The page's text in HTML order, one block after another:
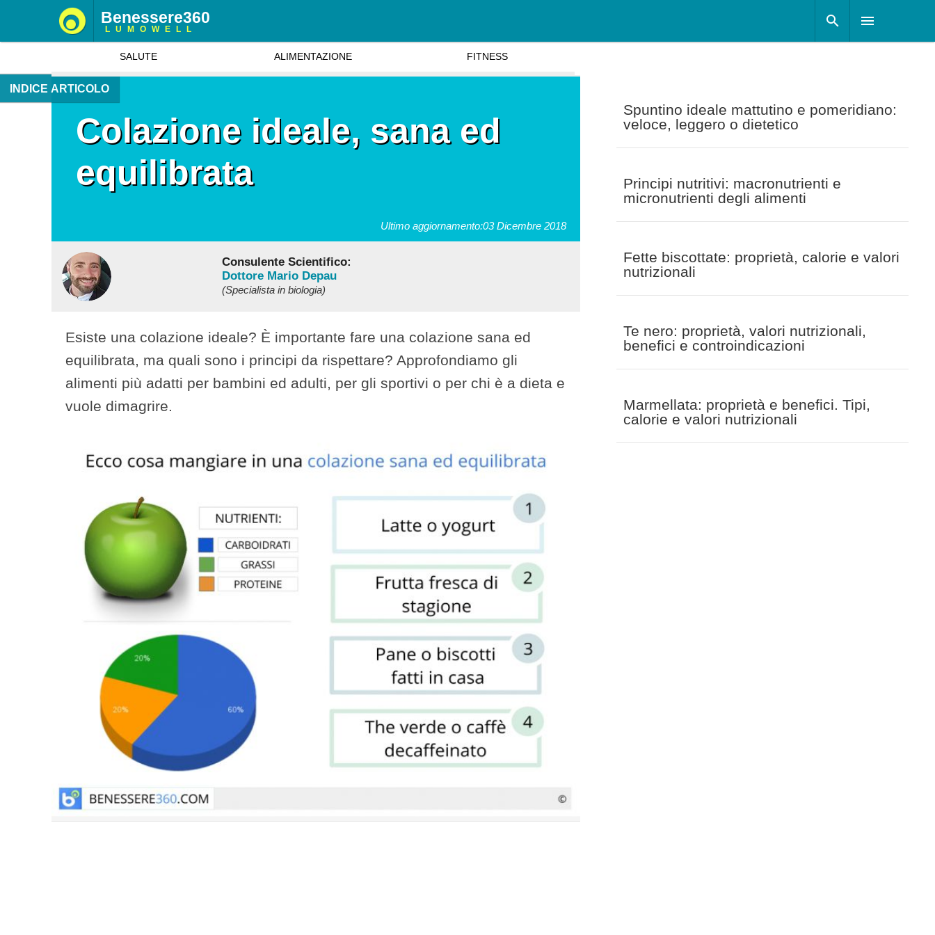
Colazione ideale, sana ed
equilibrata
Ultimo aggiornamento:03 Dicembre 2018
Consulente Scientifico:
Dottore Mario Depau
(Specialista in biologia)
Esiste una colazione ideale? È importante fare una colazione sana ed
equilibrata, ma quali sono i principi da rispettare? Approfondiamo gli
alimenti più adatti per bambini ed adulti, per gli sportivi o per chi è a dieta e
vuole dimagrire.
INDICE ARTICOLO
Spuntino ideale mattutino e pomeridiano:
veloce, leggero o dietetico
Principi nutritivi: macronutrienti e
micronutrienti degli alimenti
Fette biscottate: proprietà, calorie e valori
nutrizionali
Te nero: proprietà, valori nutrizionali,
benefici e controindicazioni
Marmellata: proprietà e benefici. Tipi,
calorie e valori nutrizionali
Benessere360
LUMOWELL
SALUTE ALIMENTAZIONE FITNESS